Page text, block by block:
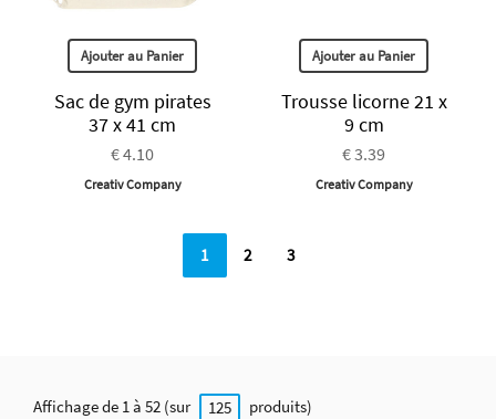
Ajouter au Panier
Sac de gym pirates
37 x 41 cm
€ 4.10
Creativ Company
Ajouter au Panier
Trousse licorne 21 x
9 cm
€ 3.39
Creativ Company
1 2 3
Affichage de 1 à 52 (sur 125 produits)